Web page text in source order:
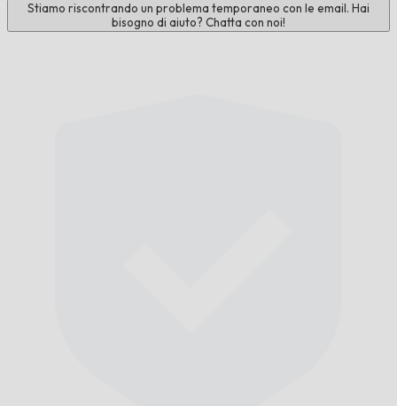
Stiamo riscontrando un problema temporaneo con le email. Hai
bisogno di aiuto? Chatta con noi!